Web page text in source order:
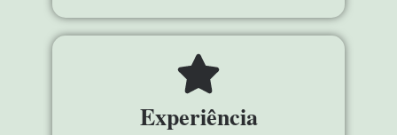
Experiência